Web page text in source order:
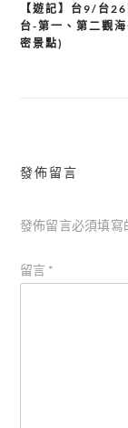
文
章
【遊記】台9/台
台-第一、第二觀
密景點)
發佈留言
發佈留言必須填寫
留言 *